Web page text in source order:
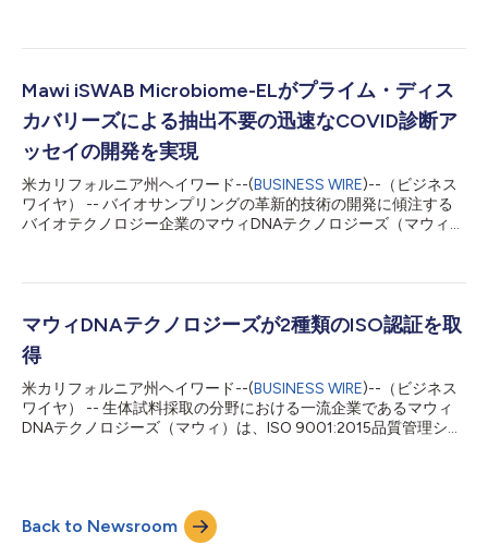
たのは、COVID-19用スワブの不足に対応するためです。フロッ
はPCRベースのアッセイを妨げる可能性がありますが、本製品に
はこうした汚染の可能性がなく、高効率の採取ができるように設
計されています。NextSWAB™は現在、鼻腔試料の採取に最適化
されており、他の種類の試料についてもバリデーションが進行中
です。 マウィの最高経営責任者（CEO）であるBassam El-
Fahmawi博士は、次のように述べています。「NextSWAB™滅菌
サンプリングアプリケーターは、長さ6インチで、遠位端に配置
された独自のヘッドデザインを持っています。スワブのヘッドに
Mawi iSWAB Microbiome-ELがプライム・ディス
カバリーズによる抽出不要の迅速なCOVID診断ア
ッセイの開発を実現
米カリフォルニア州ヘイワード--(BUSINESS WIRE)--（ビジネス
ワイヤ） -- バイオサンプリングの革新的技術の開発に傾注する
バイオテクノロジー企業のマウィDNAテクノロジーズ（マウィ）
表します。RNAの抽出や精製を必要とせず、30分未満で試料の
Microbiome-EL（抽出不要）試料採取技術を使用しています。こ
れにより、試料からRNAを放出し、安定性を維持することで、劣
化から保護し、室温での保管と輸送を実現します。 プライム・
ディスカバリーズは最近、CovidDetect™のCE IVDマーキングを
取得し、近々のFDA 510K認可を目指す計画です。Prime
CovidDetect™の臨床結果は査読を受け、プロス・ワンに「A
Rapid, Specific, Extraction-Less, and Cost-Effective RT-LAMP
マウィDNAテクノロジーズが2種類のISO認証を取
得
米カリフォルニア州ヘイワード--(BUSINESS WIRE)--（ビジネス
ワイヤ） -- 生体試料採取の分野における一流企業であるマウィ
DNAテクノロジーズ（マウィ）は、ISO 9001:2015品質管理シス
この国際規格の認証取得は、マウィがビジネスプロセスを開発・
維持し、継続的に改善していることを示すものです。これは、ビ
ジネスパフォーマンスを適切な品質基準で測定・比較することで
Back to Newsroom